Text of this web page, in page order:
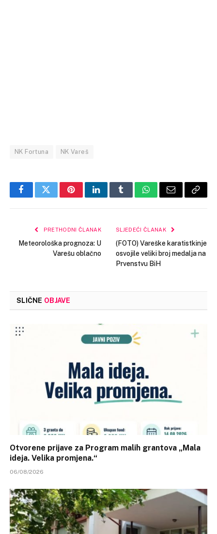
NK Fortuna NK Vareš
FacebookTwitterPinterestLinkedInTumblrWhatsApp
Email Copy
PRETHODNI ČLANAK
Meteorološka prognoza: U
Varešu oblačno
SLJEDEĆI ČLANAK
(FOTO) Vareške karatistkinje
osvojile veliki broj medalja na
Prvenstvu BiH
SLIČNE OBJAVE
Otvorene prijave za Program malih grantova „Mala
ideja. Velika promjena.“
06/08/2026